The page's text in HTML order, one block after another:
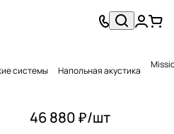
системы Напольная акустика
46 880 ₽/шт